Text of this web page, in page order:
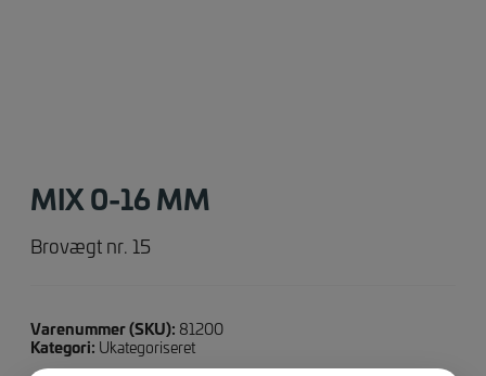
MIX 0-16 MM
Brovægt nr. 15
Varenummer (SKU): 81200
Kategori: Ukategoriseret